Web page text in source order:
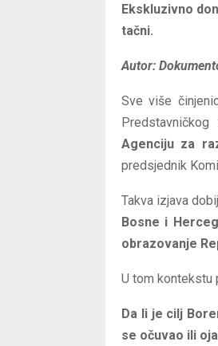
Ekskluzivno
tačni.
Autor:
Sve više
Agenciju za
predsjednik
Takva izjava
Bosne i
obrazovanje
U tom kontekstu
Da li je cilj
se očuvao ili